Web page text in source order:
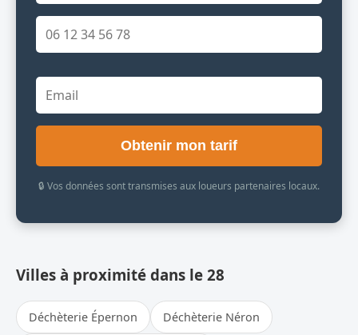
Obtenir mon tarif
🔒 Vos données sont transmises aux loueurs partenaires locaux.
Villes à proximité dans le 28
Déchèterie Épernon Déchèterie Néron